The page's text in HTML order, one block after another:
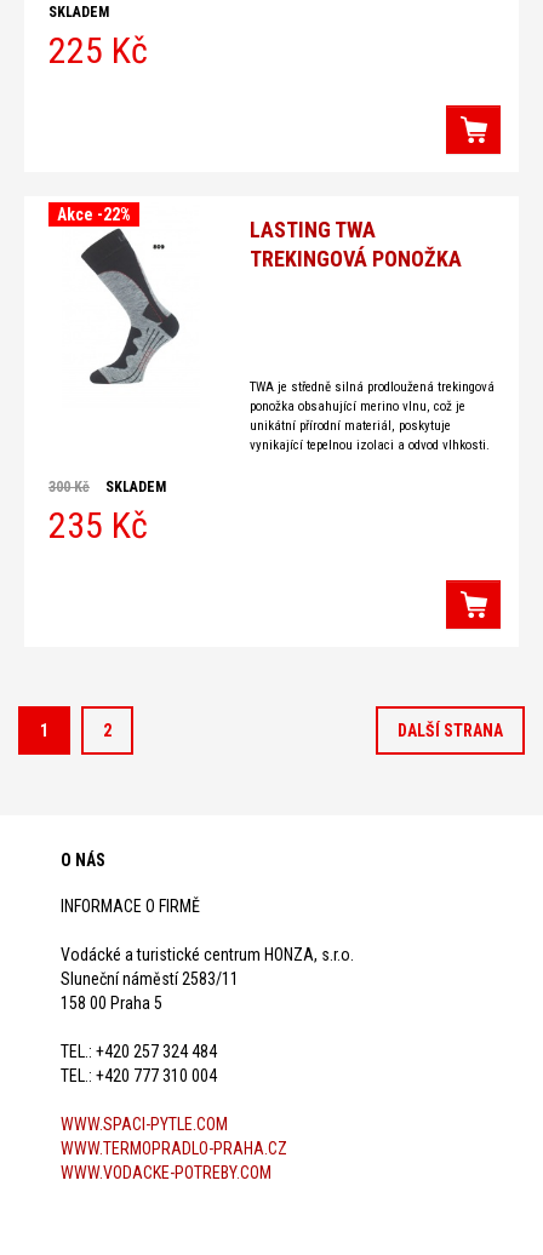
SKLADEM
225 Kč
LASTING TWA
TREKINGOVÁ PONOŽKA
Akce -22%
TWA je středně silná prodloužená trekingová
ponožka obsahující merino vlnu, což je
unikátní přírodní materiál, poskytuje
vynikající tepelnou izolaci a odvod vlhkosti.
300 Kč SKLADEM
235 Kč
1 2 DALŠÍ STRANA
O NÁS
INFORMACE O FIRMĚ
Vodácké a turistické centrum HONZA, s.r.o.
Sluneční náměstí 2583/11
158 00 Praha 5
TEL.: +420 257 324 484
TEL.: +420 777 310 004
WWW.SPACI-PYTLE.COM
WWW.TERMOPRADLO-PRAHA.CZ
WWW.VODACKE-POTREBY.COM